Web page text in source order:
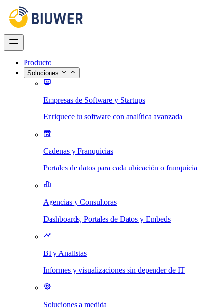
Producto
Soluciones
Empresas de Software y Startups
Enriquece tu software con analítica avanzada
Cadenas y Franquicias
Portales de datos para cada ubicación o franquicia
Agencias y Consultoras
Dashboards, Portales de Datos y Embeds
BI y Analistas
Informes y visualizaciones sin depender de IT
Soluciones a medida